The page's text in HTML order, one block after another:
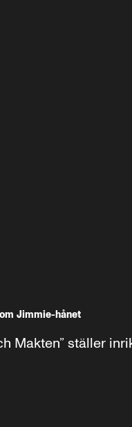
Jimmie-hånet
Makten” ställer